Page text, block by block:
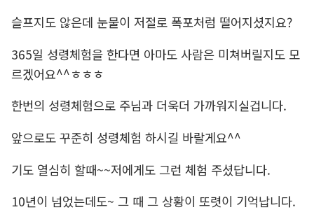
슬프지도 않은데 눈물이 저절로 폭포처럼 떨어지셨지요?
365일 성령체험을 한다면 아마도 사람은 미쳐버릴지도 모
르겠어요^^ㅎㅎㅎ
한번의 성령체험으로 주님과 더욱더 가까워지실겁니다.
앞으로도 꾸준히 성령체험 하시길 바랄게요^^
기도 열심히 할때~~저에게도 그런 체험 주셨답니다.
10년이 넘었는데도~ 그 때 그 상황이 또렷이 기억납니다.